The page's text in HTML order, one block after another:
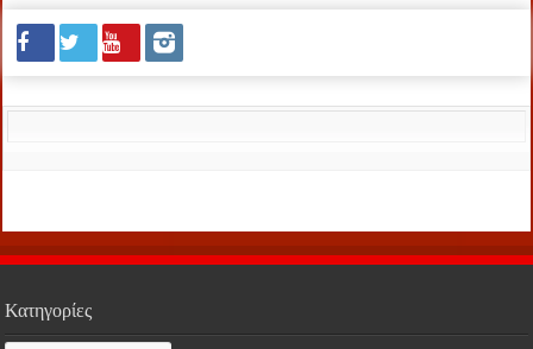
Κατηγορίες